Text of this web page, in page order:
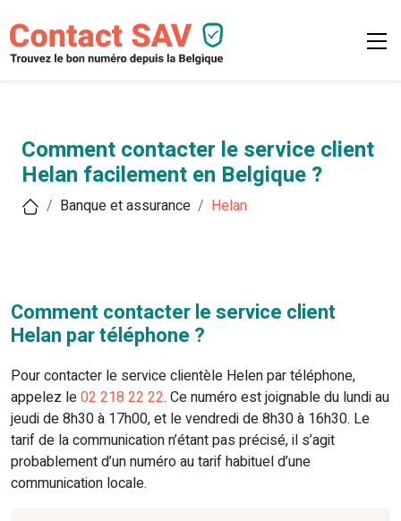
Comment contacter le service client
Helan facilement en Belgique ?
Banque et assurance Helan
Comment contacter le service client
Helan par téléphone ?
Pour contacter le service clientèle Helen par téléphone,
appelez le02 218 22 22. Ce numéro est joignable du lundi au
jeudi de 8h30 à 17h00, et le vendredi de 8h30 à 16h30. Le
tarif de la communication n’étant pas précisé, il s’agit
probablement d’un numéro au tarif habituel d’une
communication locale.